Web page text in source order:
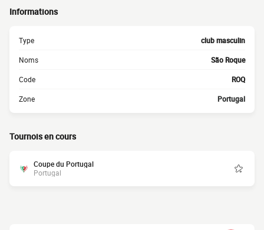
Informations
Type club masculin
Noms São Roque
Code ROQ
Zone Portugal
Tournois en cours
Coupe du Portugal
Portugal